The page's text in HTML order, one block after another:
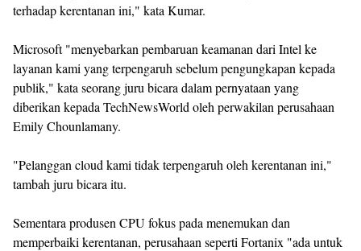
terhadap kerentanan ini," kata Kumar.
Microsoft "menyebarkan pembaruan keamanan dari Intel ke
layanan kami yang terpengaruh sebelum pengungkapan kepada
publik," kata seorang juru bicara dalam pernyataan yang
diberikan kepada TechNewsWorld oleh perwakilan perusahaan
Emily Chounlamany.
"Pelanggan cloud kami tidak terpengaruh oleh kerentanan ini,"
tambah juru bicara itu.
Sementara produsen CPU fokus pada menemukan dan
memperbaiki kerentanan, perusahaan seperti Fortanix "ada untuk